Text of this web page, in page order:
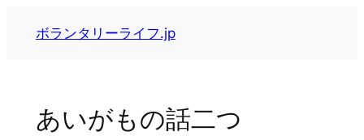
ボランタリーライフ.jp
あいがもの話二つ